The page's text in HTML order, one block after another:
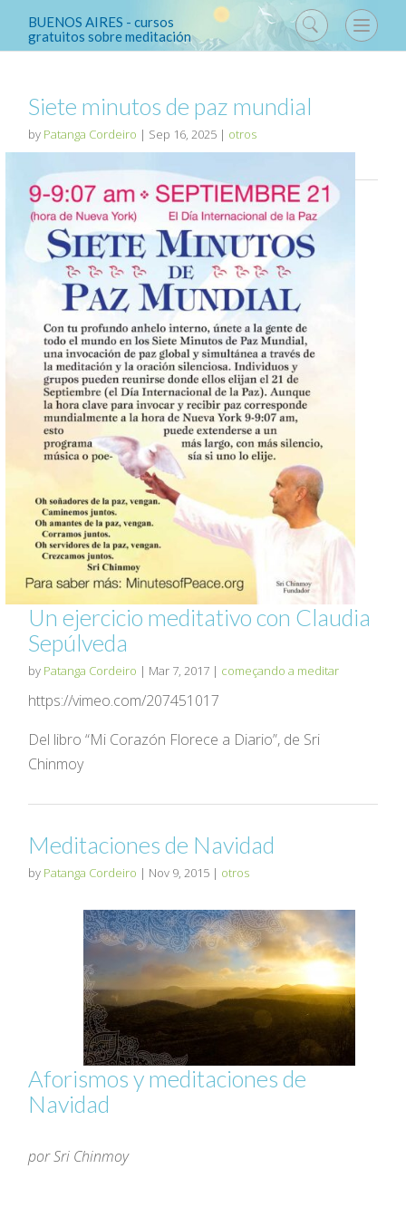
BUENOS AIRES - cursos
gratuitos sobre meditación
Siete minutos de paz mundial
by Patanga Cordeiro | Sep 16, 2025 | otros
Un ejercicio meditativo con Claudia
Sepúlveda
by Patanga Cordeiro | Mar 7, 2017 | começando a meditar
https://vimeo.com/207451017
Del libro “Mi Corazón Florece a Diario”, de Sri
Chinmoy
Meditaciones de Navidad
by Patanga Cordeiro | Nov 9, 2015 | otros
Aforismos y meditaciones de
Navidad
por Sri Chinmoy